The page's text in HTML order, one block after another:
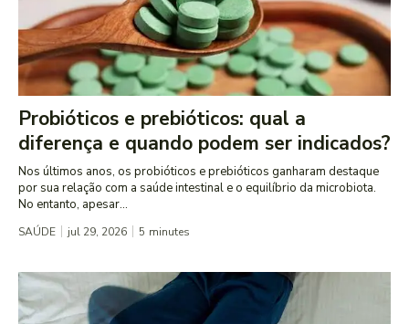
Probióticos e prebióticos: qual a
diferença e quando podem ser indicados?
Nos últimos anos, os probióticos e prebióticos ganharam destaque
por sua relação com a saúde intestinal e o equilíbrio da microbiota.
No entanto, apesar...
SAÚDE jul 29, 2026 5 minutes